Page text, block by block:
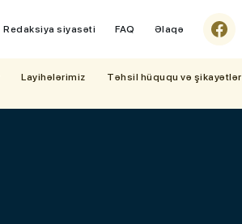
Redaksiya siyasəti FAQ Əlaqə
Layihələrimiz
Təhsil hüququ və şikayətlər